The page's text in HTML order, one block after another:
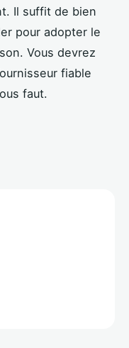
Il suffit de bien
pour adopter le
Vous devrez
fiable
faut.